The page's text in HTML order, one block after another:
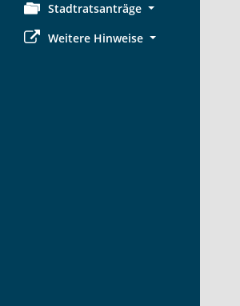
Stadtratsanträge
Weitere Hinweise